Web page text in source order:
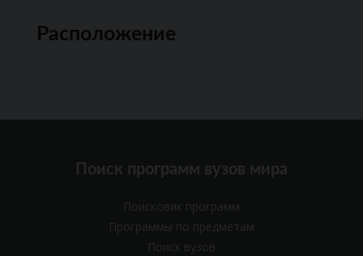
Расположение
Поиск программ вузов мира
Поисковик программ
Программы по предметам
Поиск вузов